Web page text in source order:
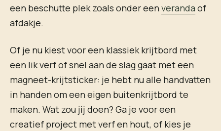
een beschutte plek zoals onder eenveranda of
afdakje.
Of je nu kiest voor een klassiek krijtbord met
een lik verf of snel aan de slag gaat met een
magneet-krijtsticker: je hebt nu alle handvatten
in handen om een eigen buitenkrijtbord te
maken. Wat zou jij doen? Ga je voor een
creatief project met verf en hout, of kies je